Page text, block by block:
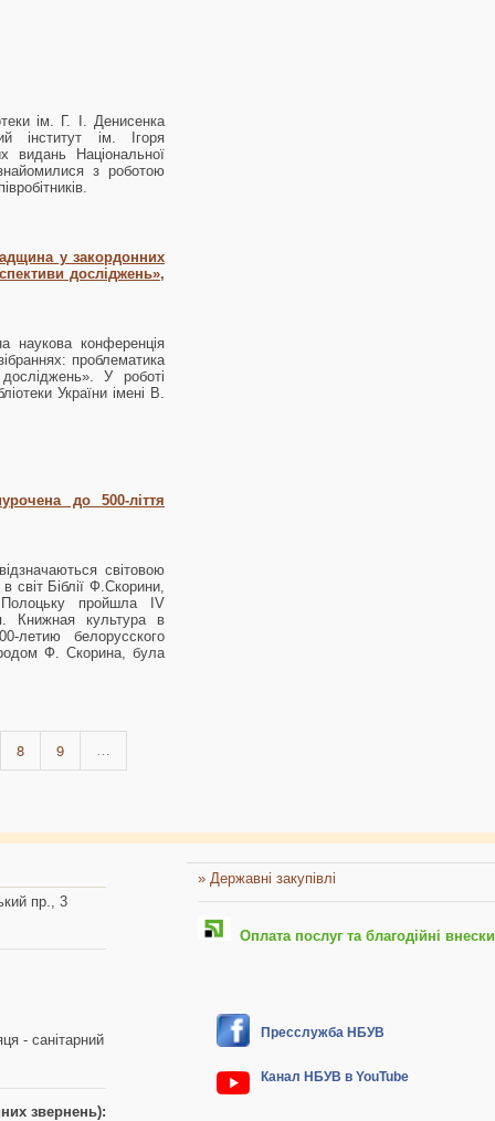
ім. Г. І. Денисенка
інститут ім. Ігоря
видань Національної
з роботою
у закордонних
досліджень»,
наукова конференція
проблематика
У роботі
України імені В.
до 500-ліття
світовою
світ Біблії Ф.Скорини,
пройшла ІV
Книжная культура в
летию белорусского
Ф. Скорина, була
8 9
пр., 3
- санітарний
звернень):
» Державні закупівлі
Оплата послуг та благодійні внески
Пресслужба НБУВ
Канал НБУВ в YouTube